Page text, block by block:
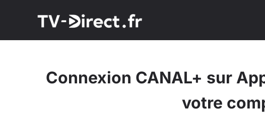
Connexion CANAL+ sur
votre